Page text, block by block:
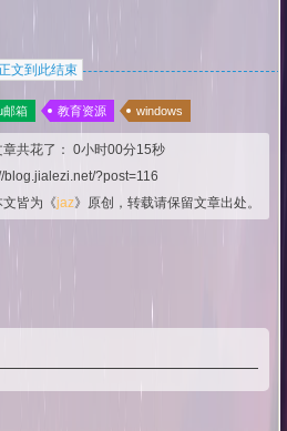
文到此结束
邮箱 教育资源 windows
共花了： 0小时00分16秒
?post=116
文皆为《jaz》原创，转载请保留文章出处。